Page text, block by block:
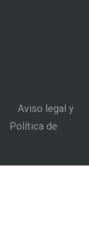
Aviso legal y
Política de